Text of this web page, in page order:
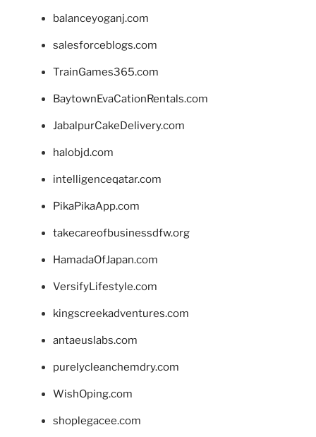
balanceyoganj.com
salesforceblogs.com
TrainGames365.com
BaytownEvaCationRentals.com
JabalpurCakeDelivery.com
halobjd.com
intelligenceqatar.com
PikaPikaApp.com
takecareofbusinessdfw.org
HamadaOfJapan.com
VersifyLifestyle.com
kingscreekadventures.com
antaeuslabs.com
purelycleanchemdry.com
WishOping.com
shoplegacee.com